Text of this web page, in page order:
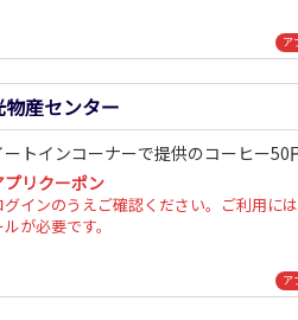
ア
産センター
ートインコーナーで提供のコーヒー50
プリクーポン
グインのうえご確認ください。ご利用に
ルが必要です。
ア